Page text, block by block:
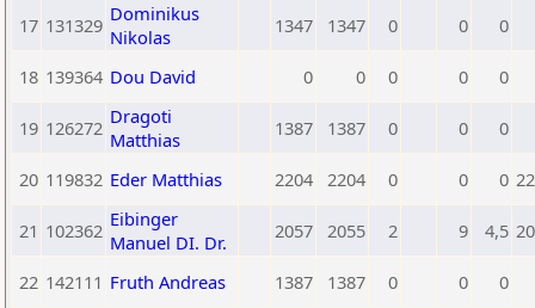
17 131329 Dominikus
Nikolas
1347 1347 0 0 0
18 139364 Dou David 0 0 0 0 0
19 126272 Dragoti
Matthias
1387 1387 0 0 0
20 119832 Eder Matthias 2204 2204 0 0 0
21 102362 Eibinger
Manuel DI. Dr.
2057 2055 2 9 4,5
22 142111 Fruth Andreas 1387 1387 0 0 0